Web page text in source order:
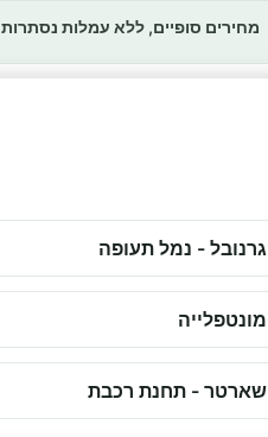
מחירים סופיים, ללא עמלות נסתרות
גרנובל - נמל תעופה
מונטפלייה
שארטר - תחנת רכבת